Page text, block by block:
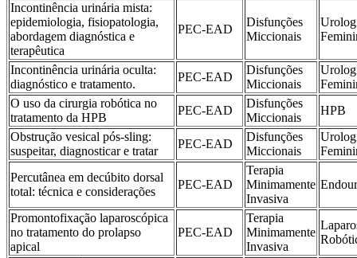
Incontinência urinária mista:
epidemiologia, fisiopatologia,
abordagem diagnóstica e
terapêutica
PEC-EAD
Disfunções
Miccionais
Incontinência urinária oculta:
diagnóstico e tratamento.
PEC-EAD
Disfunções
Miccionais
O uso da cirurgia robótica no
tratamento da HPB
PEC-EAD
Disfunções
Miccionais
HPB
Obstrução vesical pós-sling:
suspeitar, diagnosticar e tratar
PEC-EAD
Disfunções
Miccionais
Percutânea em decúbito dorsal
total: técnica e considerações
PEC-EAD
Terapia
Minimamente
Invasiva
Promontofixação laparoscópica
no tratamento do prolapso
apical
PEC-EAD
Terapia
Minimamente
Invasiva